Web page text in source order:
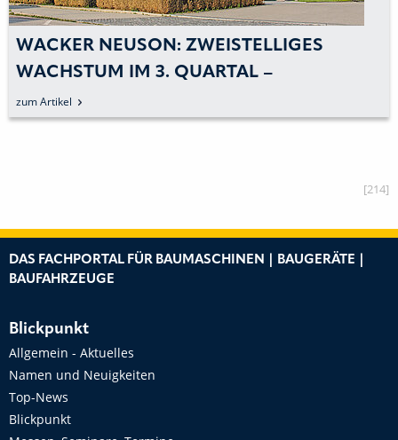
WACKER NEUSON: ZWEISTELLIGES
WACHSTUM IM 3. QUARTAL –
PROFITABILITÄT UNTER VORJAHR
zum Artikel
[214]
DAS FACHPORTAL FÜR BAUMASCHINEN | BAUGERÄTE |
BAUFAHRZEUGE
Blickpunkt
Allgemein - Aktuelles
Namen und Neuigkeiten
Top-News
Blickpunkt